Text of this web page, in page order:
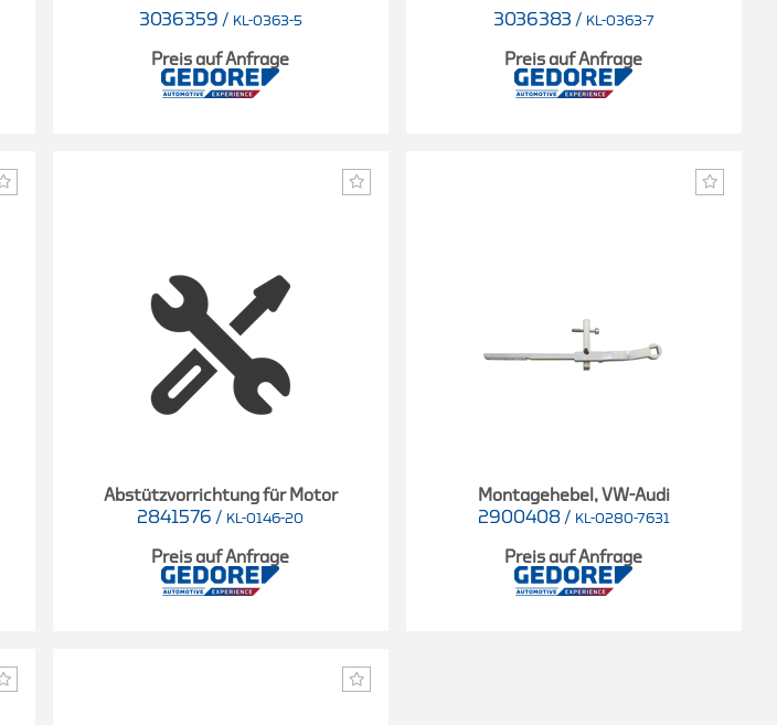
3036359 / KL-0363-5
Preis auf Anfrage
3036383 / KL-0363-7
Preis auf Anfrage
Abstützvorrichtung für Motor
2841576 / KL-0146-20
Preis auf Anfrage
Montagehebel, VW-Audi
2900408 / KL-0280-7631
Preis auf Anfrage